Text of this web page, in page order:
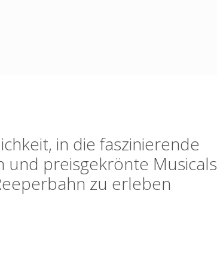
in die faszinierende
preisgekrönte Musicals
zu erleben